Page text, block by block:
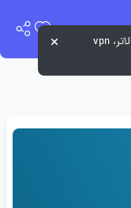
برای تجربه کاربری بهتر و سرعت بالاتر، vpn